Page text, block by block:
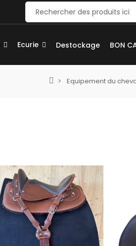
Ecurie Destockage BON
Equipement du